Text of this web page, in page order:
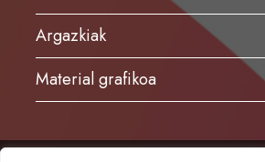
Argazkiak
Material grafikoa